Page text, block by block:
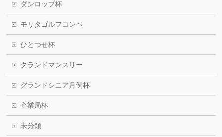
ダンロップ杯
モリタゴルフコンペ
ひとつせ杯
グランドマンスリー
グランドシニア月例杯
企業局杯
未分類